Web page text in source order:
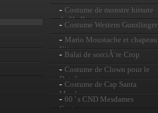
- Costume de monstre hirsute
de Shelly
- Costume Western Gunslinger
- Mario Moustache et chapeau
Kit
- Balai de sorciÃ¨re Crop
- Costume de Clown pour le
Dot diamant
- Costume de Cap Santa
Mesdames
- 60 ' s CND Mesdames
Costume